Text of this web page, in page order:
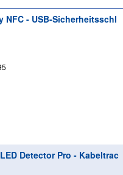
NFC - USB-Sicherheitsschl
Detector Pro - Kabeltrac